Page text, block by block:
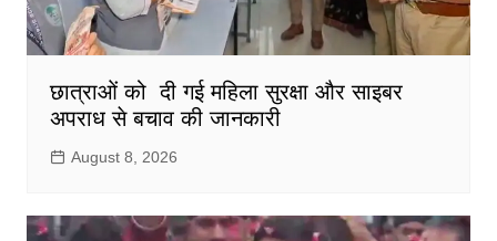
छात्राओं को दी गई महिला सुरक्षा और साइबर
अपराध से बचाव की जानकारी
August 8, 2026